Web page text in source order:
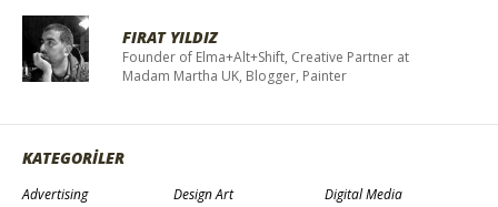
FIRAT YILDIZ
Founder of Elma+Alt+Shift, Creative Partner at
Madam Martha UK, Blogger, Painter
KATEGORİLER
Advertising
Design Art
Digital Media